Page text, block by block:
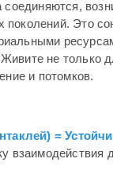
Это
не только
и потомков.
=
взаимодействия